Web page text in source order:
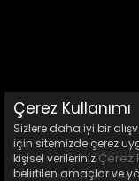
© 2013
Çerez Kullanımı
Sizlere daha iyi bir
için sitemizde çerez
kişisel verileriniz Çerez
belirtilen amaçlar ve